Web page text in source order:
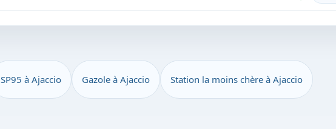
SP95 à Ajaccio Gazole à Ajaccio Station la moins chère à Ajaccio